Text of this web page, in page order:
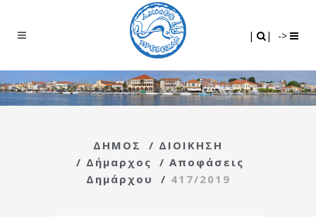
| | ->
ΔΗΜΟΣ / ΔΙΟΙΚΗΣΗ
/ Δήμαρχος / Αποφάσεις
Δημάρχου
/ 417/2019